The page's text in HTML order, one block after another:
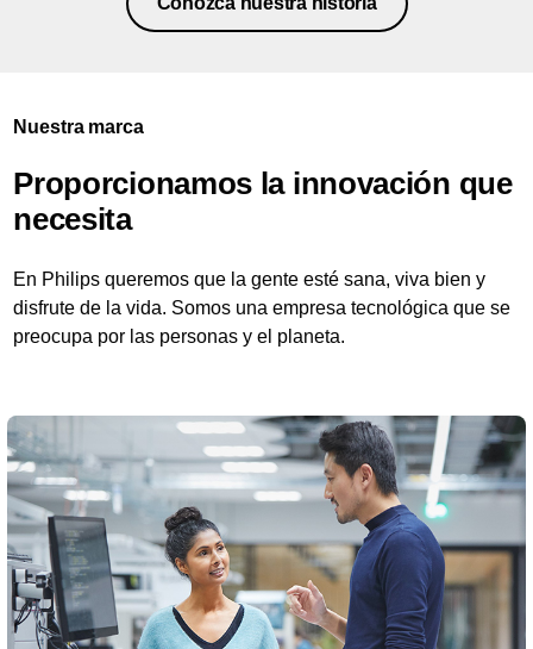
Nuestra marca
Proporcionamos la innovación que
necesita
En Philips queremos que la gente esté sana, viva bien y
disfrute de la vida. Somos una empresa tecnológica que se
preocupa por las personas y el planeta.